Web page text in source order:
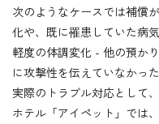
次のようなケースでは補償
化や、既に罹患していた病
軽度の体調変化 - 他の預か
に攻撃性を伝えていなかっ
実際のトラブル対応として
ホテル「アイペット」では